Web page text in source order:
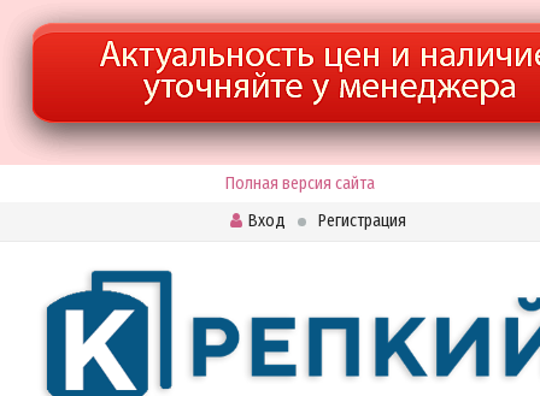
Полная версия сайта
Вход
Регистрация